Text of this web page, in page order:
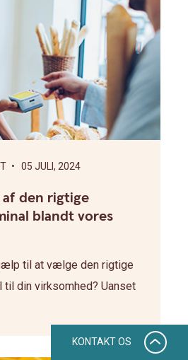
• 05 JULI, 2024
den rigtige
blandt vores
til at vælge den rigtige
til din virksomhed? Uanset
KONTAKT OS